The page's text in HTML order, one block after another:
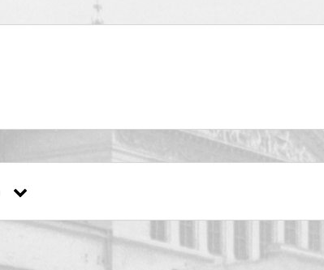
w Warszawie, Księżycowy renifer
w Warszawie, Giselle
w Moskwie, Stanisław i Anna Oświęcimowie